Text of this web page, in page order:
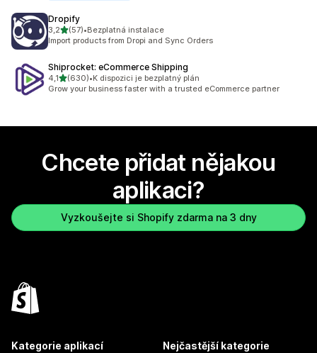
Dropify
3,2z 5 hvězd
(57)
Celkový počet recenzí: 57
•Bezplatná instalace
Import products from Dropi and Sync Orders
Shiprocket: eCommerce Shipping
4,1z 5 hvězd
(630)
Celkový počet recenzí: 630
•K dispozici je bezplatný plán
Grow your business faster with a trusted eCommerce partner
Chcete přidat nějakou
aplikaci?
Vyzkoušejte si Shopify zdarma na 3 dny
Kategorie aplikací Nejčastější kategorie